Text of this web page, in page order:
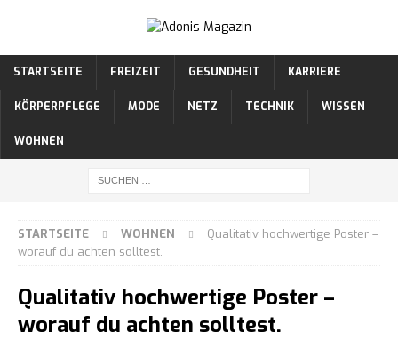
STARTSEITE FREIZEIT GESUNDHEIT KARRIERE
KÖRPERPFLEGE MODE NETZ TECHNIK WISSEN
WOHNEN
STARTSEITE WOHNEN
Qualitativ hochwertige Poster –
worauf du achten solltest.
Qualitativ hochwertige Poster –
worauf du achten solltest.